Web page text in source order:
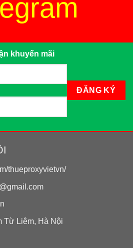
khuyến mãi
thueproxyvietvn/
Từ Liêm, Hà Nội